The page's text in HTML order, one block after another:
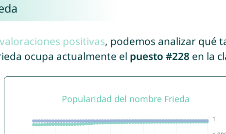
positivas, podemos analizar qué
ocupa actualmente el puesto #228 en la